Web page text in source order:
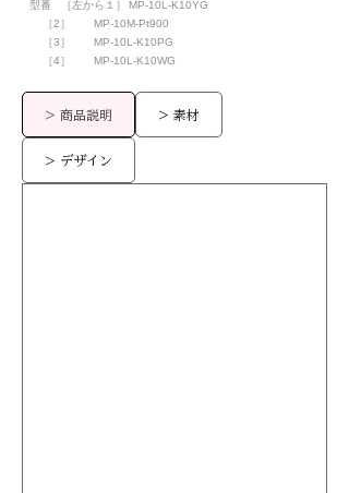
型番 ［左から１］
MP-10L-K10YG
［2］
［3］
［4］
MP-10M-Pt900
MP-10L-K10PG
MP-10L-K10WG
> 商品説明 > 素材
> デザイン